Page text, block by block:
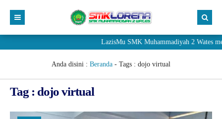
LazisMu SMK Muhammadiyah 2 Wates
Anda disini : Beranda - Tags : dojo virtual
Tag : dojo virtual